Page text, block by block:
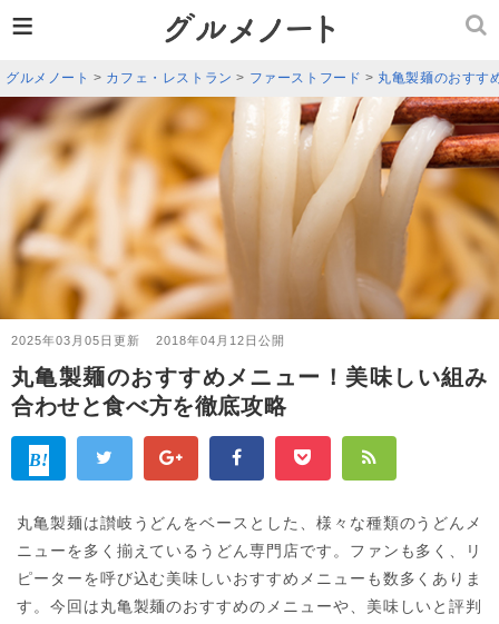
グルメノート > カフェ・レストラン > ファーストフード > 丸亀製麺のおすす
2025年03月05日更新 2018年04月12日公開
丸亀製麺のおすすめメニュー！美味しい組み
合わせと食べ方を徹底攻略
丸亀製麺は讃岐うどんをベースとした、様々な種類のうどんメ
ニューを多く揃えているうどん専門店です。ファンも多く、リ
ピーターを呼び込む美味しいおすすめメニューも数多くありま
す。今回は丸亀製麺のおすすめのメニューや、美味しいと評判
≡